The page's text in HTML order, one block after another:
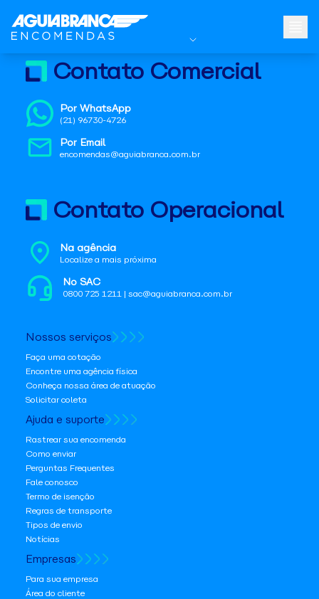
Contato Comercial
Por WhatsApp
(21) 96730-4726
Por Email
encomendas@aguiabranca.com.br
Contato Operacional
Na agência
Localize a mais próxima
No SAC
0800 725 1211 | sac@aguiabranca.com.br
Nossos serviços
Faça uma cotação
Encontre uma agência física
Conheça nossa área de atuação
Solicitar coleta
Ajuda e suporte
Rastrear sua encomenda
Como enviar
Perguntas Frequentes
Fale conosco
Termo de isenção
Regras de transporte
Tipos de envio
Notícias
Empresas
Para sua empresa
Área do cliente